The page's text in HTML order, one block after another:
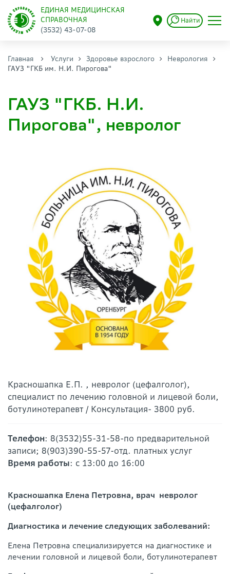
ЕДИНАЯ МЕДИЦИНСКАЯ
СПРАВОЧНАЯ
(3532) 43-07-08
Найти
Главная Услуги Здоровье взрослого
Неврология
ГАУЗ "ГКБ им. Н.И. Пирогова"
ГАУЗ "ГКБ. Н.И.
Пирогова", невролог
Красношапка Е.П. , невролог (цефалголог),
специалист по лечению головной и лицевой боли,
ботулинотерапевт / Консультация- 3800 руб.
Телефон: 8(3532)55-31-58-по предварительной
записи; 8(903)390-55-57-отд. платных услуг
Время работы: с 13:00 до 16:00
Красношапка Елена Петровна, врач невролог
(цефалголог)
Диагностика и лечение следующих заболеваний:
Елена Петровна специализируется на диагностике и
лечении головной и лицевой боли, ботулинотерапевт